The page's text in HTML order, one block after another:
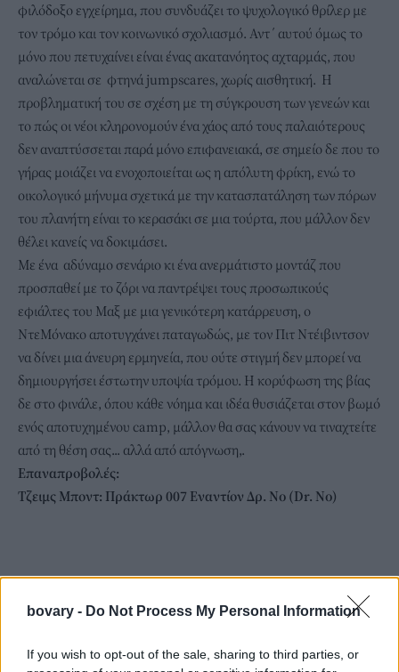
bovary - Do Not Process My Personal Information
If you wish to opt-out of the sale, sharing to third parties, or
φιλόδοξο εγχείρημα, που συνδυάζει το ψυχολογικό θρίλερ με
τον τρόμο και τον κοινωνικό σχολιασμό. Αντ΄ αυτού όμως το
μόνο που πετυχαίνει είναι ένας ακατανόητος αχταρμάς, που
αναλώνεται σε φτηνά jumpscares, χωρίς αισθητική. Η
προβληματική του σε σχέση με τη σύγκρουση των γενεών και
το πώς οι νέοι κληρονομούν ένα χάος από τους παλαιότερους
δεν αναπτύσσεται παρά μόνο επιφανειακά, σε σημείο δε που το
γήρας μοιάζει να ενοχοποιείται ως η απόλυτη φρίκη, ενώ το
οικολογικό μήνυμα σχετικά με την κατασπατάληση των πόρων
του πλανήτη είναι το κερασάκι σε μια τούρτα, που μάλλον δεν
θέλει κανείς να δοκιμάσει.
Με ένα αδύναμο σενάριο κι ένα ανερμάτιστο μοντάζ που
προσπαθεί με το ζόρι να παντρέψει τους προσωπικούς
εφιάλτες του Μαξ με μια γενικότερη κατάρρευση, ο
ΝτεΜόνακο αποτυγχάνει παταγωδώς, με τον Πιτ Ντέιβιντσον
να δίνει μια άνευρη ερμηνεία, που ούτε στιγμή δεν μπορεί να
δημιουργήσει έστωτην υποψία τρόμου. Η κορύφωση της βίας
δε στο φινάλε, όπου κάθε νόημα και ιδέα θυσιάζεται στον βωμό
ενός αποτυχημένου camp, μάλλον θα σας κάνουν να τιναχτείτε
από τη θέση σας... αλλά από απόγνωση,.
Επαναπροβολές:
Τζειμς Μποντ: Πράκτωρ 007 Εναντίον Δρ. No (Dr. No)